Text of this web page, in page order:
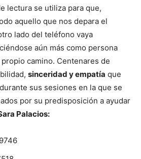
lectura se utiliza para que,
aquello que nos depara el
lado del teléfono vaya
aún más como persona
camino. Centenares de
sinceridad y empatía que
sus sesiones en la que se
por su predisposición a ayudar
Palacios: